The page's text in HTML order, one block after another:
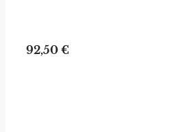
92,50 €
Möchten Sie ein für Newsletter-
auf dem Laufenden gehalten werden?